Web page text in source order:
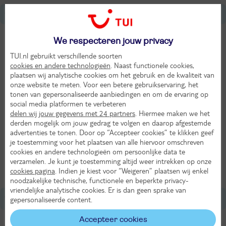
Tijdverschil met Nederland
1 uur later dan in NL
Munteenheid
Turkse lira (TRY)
Taal
Turks
Afstand tot Nederland
2800 km
Goedkope vakantie Lara
We respecteren jouw privacy
TUI.nl gebruikt verschillende soorten
cookies en andere technologieën . Naast functionele cookies,
plaatsen wij analytische cookies om het gebruik en de kwaliteit van
onze website te meten. Voor een betere gebruikservaring, het
tonen van gepersonaliseerde aanbiedingen en om de ervaring op
social media platformen te verbeteren
delen wij jouw gegevens met 24 partners . Hiermee maken we het
derden mogelijk om jouw gedrag te volgen en daarop afgestemde
advertenties te tonen. Door op “Accepteer cookies” te klikken geef
je toestemming voor het plaatsen van alle hiervoor omschreven
cookies en andere technologieën om persoonlijke data te
verzamelen. Je kunt je toestemming altijd weer intrekken op onze
cookies pagina . Indien je kiest voor “Weigeren” plaatsen wij enkel
noodzakelijke technische, functionele en beperkte privacy-
vriendelijke analytische cookies. Er is dan geen sprake van
gepersonaliseerde content.
Accepteer cookies